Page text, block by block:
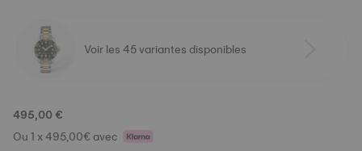
Voir les 45 variantes disponibles
495,00 €
Ou 1 x 495,00€ avec